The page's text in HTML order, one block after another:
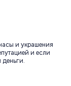
и украшения
и если
деньги.